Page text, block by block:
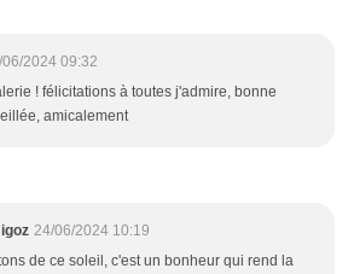
2024 09:32
! félicitations à toutes j'admire, bonne
amicalement
24/06/2024 10:19
de ce soleil, c'est un bonheur qui rend la